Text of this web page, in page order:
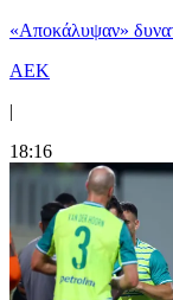
«Αποκάλυψαν»
ΑΕΚ
|
18:16